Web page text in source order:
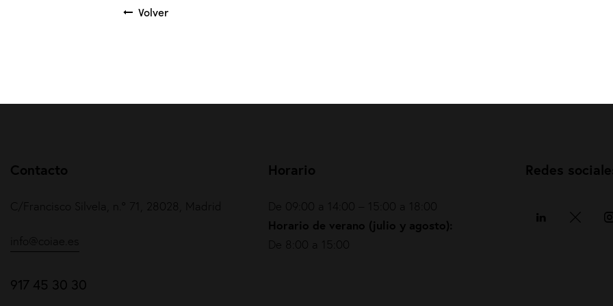
Volver
Contacto
C/Francisco Silvela, n.º 71, 28028, Madrid
info@coiae.es
917 45 30 30
Horario
De 09:00 a 14:00 – 15:00 a 18:00
Horario de verano (julio y agosto):
De 8:00 a 15:00
Redes